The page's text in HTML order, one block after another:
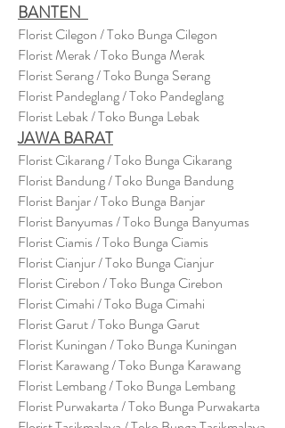
BANTEN
Florist Cilegon / Toko Bunga Cilegon
Florist Merak / Toko Bunga Merak
Florist Serang / Toko Bunga Serang
Florist Pandeglang / Toko Pandeglang
Florist Lebak / Toko Bunga Lebak
JAWA BARAT
Florist Cikarang/ Toko Bunga Cikarang
Florist Bandung / Toko Bunga Bandung
Florist Banjar / Toko Bunga Banjar
Florist Banyumas / Toko Bunga Banyumas
Florist Ciamis / Toko Bunga Ciamis
Florist Cianjur / Toko Bunga Cianjur
Florist Cirebon / Toko Bunga Cirebon
Florist Cimahi / Toko Buga Cimahi
Florist Garut / Toko Bunga Garut
Florist Kuningan / Toko Bunga Kuningan
Florist Karawang / Toko Bunga Karawang
Florist Lembang / Toko Bunga Lembang
Florist Purwakarta / Toko Bunga Purwakarta